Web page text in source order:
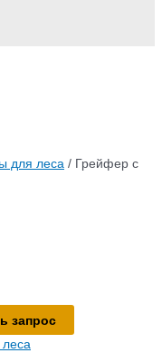
для леса / Грейфер с
запрос